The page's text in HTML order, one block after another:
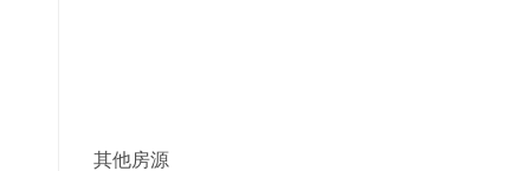
其他房源